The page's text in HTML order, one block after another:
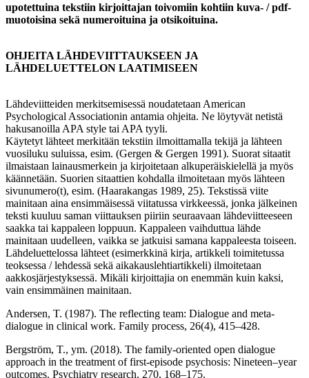
upotettuina tekstiin kirjoittajan toivomiin kohtiin kuva- / pdf-
muotoisina sekä numeroituina ja otsikoituina.
OHJEITA LÄHDEVIITTAUKSEEN JA
LÄHDELUETTELON LAATIMISEEN
Lähdeviitteiden merkitsemisessä noudatetaan American
Psychological Associationin antamia ohjeita. Ne löytyvät netistä
hakusanoilla APA style tai APA tyyli.
Käytetyt lähteet merkitään tekstiin ilmoittamalla tekijä ja lähteen
vuosiluku suluissa, esim. (Gergen & Gergen 1991). Suorat sitaatit
ilmaistaan lainausmerkein ja kirjoitetaan alkuperäiskielellä ja myös
käännetään. Suorien sitaattien kohdalla ilmoitetaan myös lähteen
sivunumero(t), esim. (Haarakangas 1989, 25). Tekstissä viite
mainitaan aina ensimmäisessä viitatussa virkkeessä, jonka jälkeinen
teksti kuuluu saman viittauksen piiriin seuraavaan lähdeviitteeseen
saakka tai kappaleen loppuun. Kappaleen vaihduttua lähde
mainitaan uudelleen, vaikka se jatkuisi samana kappaleesta toiseen.
Lähdeluettelossa lähteet (esimerkkinä kirja, artikkeli toimitetussa
teoksessa / lehdessä sekä aikakauslehtiartikkeli) ilmoitetaan
aakkosjärjestyksessä. Mikäli kirjoittajia on enemmän kuin kaksi,
vain ensimmäinen mainitaan.
Andersen, T. (1987). The reflecting team: Dialogue and meta‐
dialogue in clinical work. Family process, 26(4), 415–428.
Bergström, T., ym. (2018). The family-oriented open dialogue
approach in the treatment of first-episode psychosis: Nineteen–year
outcomes. Psychiatry research, 270, 168–175.